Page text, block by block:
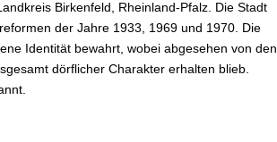
Birkenfeld, Rheinland-Pfalz. Die Stadt
der Jahre 1933, 1969 und 1970. Die
Identität bewahrt, wobei abgesehen von den
dörflicher Charakter erhalten blieb.